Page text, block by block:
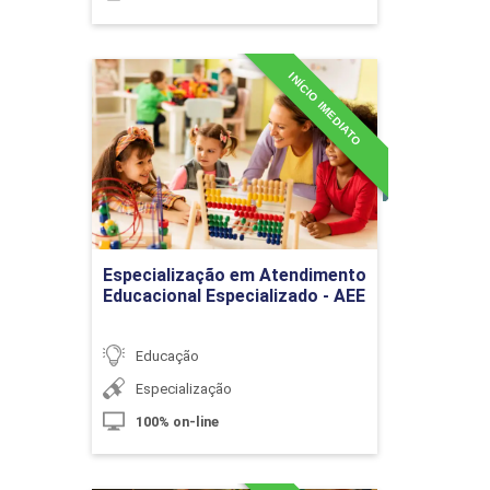
10h
Ferramentas de Cálculo
10h
Índice Capital Ciculante Líquido
10h
Especialização em Atendimento
Educacional Especializado - AEE
INÍCIO IMEDIATO
Educação
Especialização
100% on-line
Especialização em
Atendimento Educacional
Especializado - AEE
Detalhes do curso